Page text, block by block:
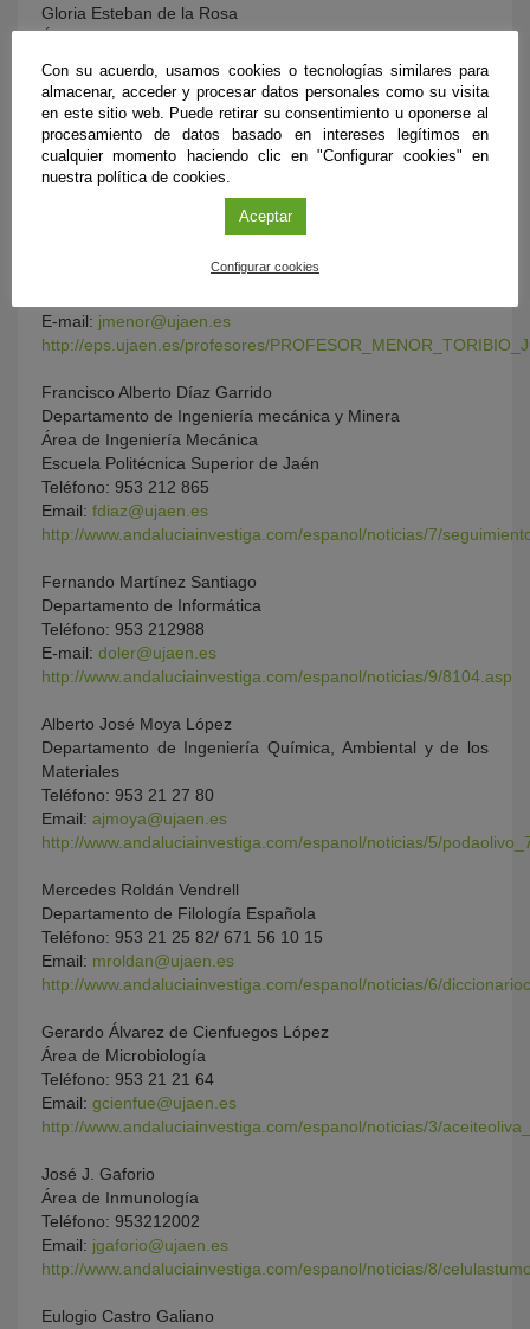
Gloria Esteban de la Rosa
Área de Derecho Internacional Privado
Teléfono: 953 212118
Email:
gesteban@ujaen.es
http://www.andaluciainvestiga.com/espanol/noticias/6/6803.asp
Juan Manuel Rosas Santos
Email:jmrosas@ujaen.es
http://www.andaluciainvestiga.com/espanol/noticias/6/5919.asp
Departamento de Antropología, Geografía e Historia
E-mail: jmenor@ujaen.es
http://eps.ujaen.es/profesores/
Francisco Alberto Díaz Garrido
Departamento de Ingeniería mecánica y Minera
Área de Ingeniería Mecánica
Escuela Politécnica Superior de Jaén
Teléfono: 953 212 865
Email: fdiaz@ujaen.es
http://www.andaluciainvestiga.com/espanol/noticias/7/
Fernando Martínez Santiago
Departamento de Informática
Teléfono: 953 212988
E-mail: doler@ujaen.es
http://www.andaluciainvestiga.com/espanol/noticias/9/8104.asp
Alberto José Moya López
Departamento de Ingeniería Química, Ambiental y de los
Materiales
Teléfono: 953 21 27 80
Email: ajmoya@ujaen.es
http://www.andaluciainvestiga.com/espanol/noticias/5/
Mercedes Roldán Vendrell
Departamento de Filología Española
Teléfono: 953 21 25 82/ 671 56 10 15
Email: mroldan@ujaen.es
http://www.andaluciainvestiga.com/espanol/noticias/6/
Gerardo Álvarez de Cienfuegos López
Área de Microbiología
Teléfono: 953 21 21 64
Email: gcienfue@ujaen.es
http://www.andaluciainvestiga.com/espanol/noticias/3/
José J. Gaforio
Área de Inmunología
Teléfono: 953212002
Email: jgaforio@ujaen.es
http://www.andaluciainvestiga.com/espanol/noticias/8/
Eulogio Castro Galiano
Con su acuerdo, usamos cookies o tecnologías similares para
almacenar, acceder y procesar datos personales como su visita
en este sitio web. Puede retirar su consentimiento u oponerse al
procesamiento de datos basado en intereses legítimos en
cualquier momento haciendo clic en "Configurar cookies" en
nuestra política de cookies.
Aceptar
Configurar cookies